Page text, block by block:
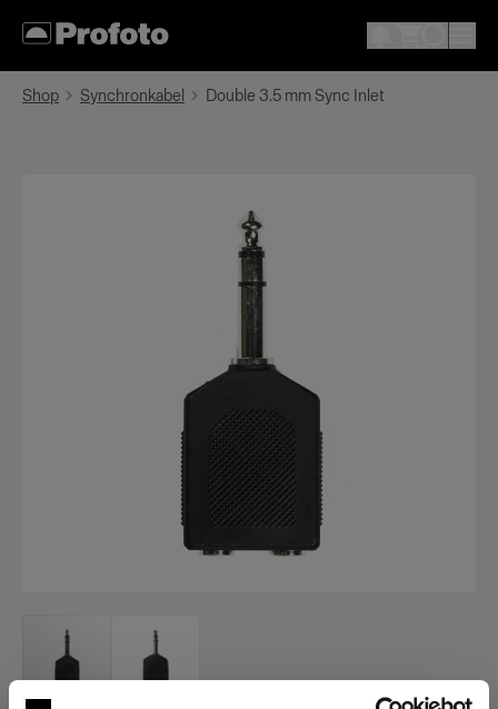
Shop Synchronkabel Double 3.5 mm Sync Inlet